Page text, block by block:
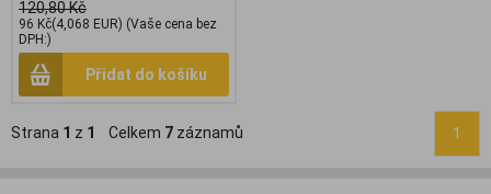
120,80 Kč
96 Kč(4,068 EUR) (Vaše cena bez
DPH:)
Přidat do košíku
Strana 1 z 1 Celkem 7 záznamů 1